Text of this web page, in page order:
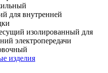
для внутренней
изолированный для
электропередачи
изделия